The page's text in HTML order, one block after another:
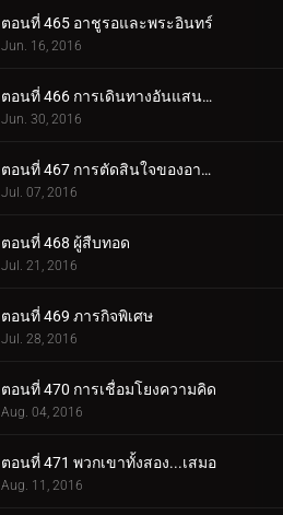
ตอนที่ 465 อาชูรอและพระอินทร์
Jun. 16, 2016
ตอนที่ 466 การเดินทางอันแสนวุ่นวาย
Jun. 30, 2016
ตอนที่ 467 การตัดสินใจของอาชูรอ
Jul. 07, 2016
ตอนที่ 468 ผู้สืบทอด
Jul. 21, 2016
ตอนที่ 469 ภารกิจพิเศษ
Jul. 28, 2016
ตอนที่ 470 การเชื่อมโยงความคิด
Aug. 04, 2016
ตอนที่ 471 พวกเขาทั้งสอง...เสมอ
Aug. 11, 2016